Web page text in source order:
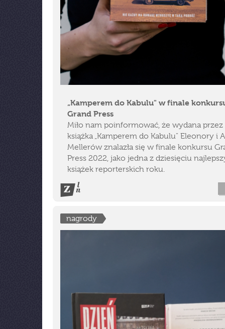
„Kamperem do Kabulu" w finale
Grand Press
Miło nam poinformować, że wydana przez
książka „Kamperem do Kabulu" Eleonory i
Mellerów znalazła się w finale konkursu
Press 2022, jako jedna z dziesięciu
książek reporterskich roku.
nagrody